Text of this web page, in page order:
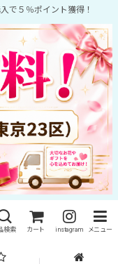
で５％ポイント獲得！
検索 カート instagram メニュー